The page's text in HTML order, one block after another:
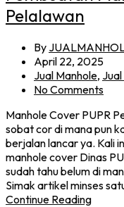
Pelalawan
By
April 22, 2025
Jual Manhole,
No Comments
Manhole Cover PUPR
sobat cor di mana pun
berjalan lancar ya. Kali
manhole cover Dinas
sudah tahu belum di
Simak artikel minses
Continue Reading